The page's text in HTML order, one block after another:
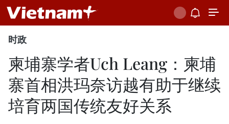
时政
柬埔寨学者Uch Leang：柬埔
寨首相洪玛奈访越有助于继续
培育两国传统友好关系